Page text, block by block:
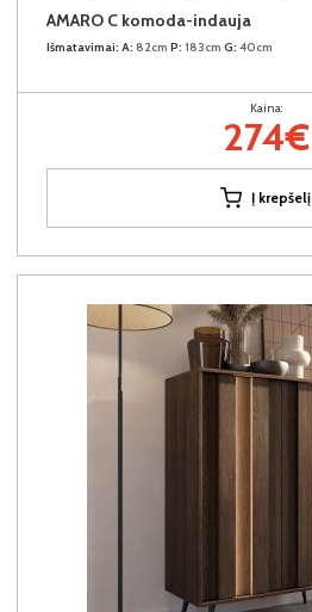
AMARO C komoda-indauja
Išmatavimai: A: 82cm P: 183cm G: 40cm
Kaina:
274€
Į krepšelį